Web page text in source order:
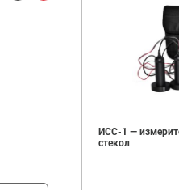
ИСС-1 —
стекол